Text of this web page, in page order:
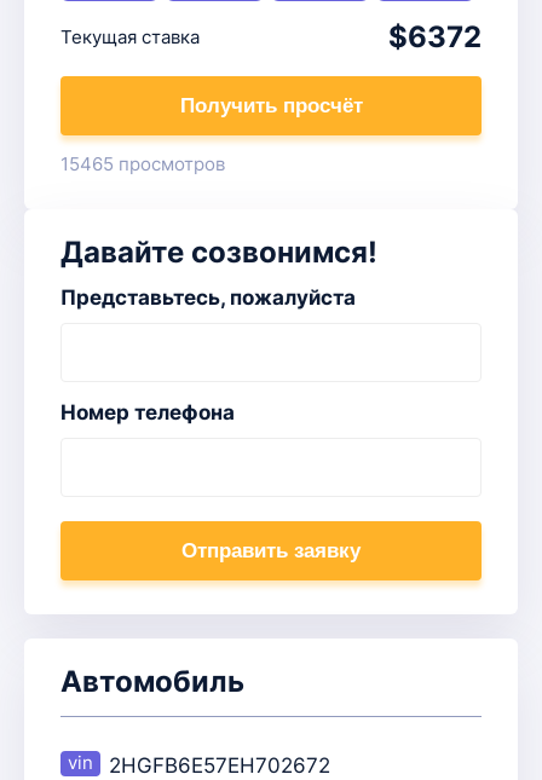
Текущая ставка $6372
Получить просчёт
15465 просмотров
Давайте созвонимся!
Представьтесь, пожалуйста
Номер телефона
Отправить заявку
Автомобиль
2HGFB6E57EH702672